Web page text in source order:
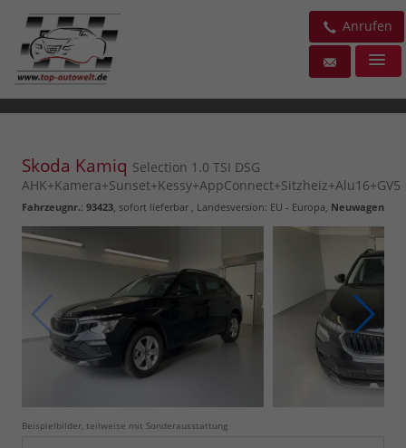
Anrufen
Skoda Kamiq Selection 1.0 TSI DSG
AHK+Kamera+Sunset+Kessy+AppConnect+Sitzheiz+Alu16+GV5
Fahrzeugnr.: 93423 sofort lieferbar , Landesversion: EU - Europa, Neuwagen
Beispielbilder, teilweise mit Sonderausstattung